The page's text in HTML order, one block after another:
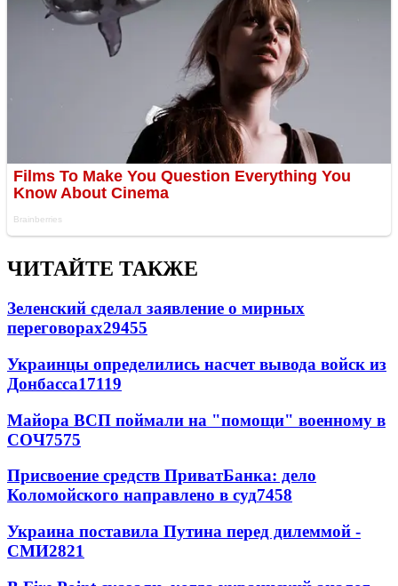
ЧИТАЙТЕ ТАКЖЕ
Зеленский сделал заявление о мирных
переговорах29455
Украинцы определились насчет вывода войск из
Донбасса17119
Майора ВСП поймали на "помощи" военному в
СОЧ7575
Присвоение средств ПриватБанка: дело
Коломойского направлено в суд7458
Украина поставила Путина перед дилеммой -
СМИ2821